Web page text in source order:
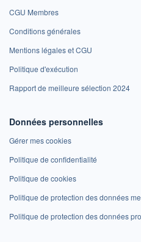
CGU Membres
Conditions générales
Mentions légales et CGU
Politique d'exécution
Rapport de meilleure sélection 2024
Données personnelles
Gérer mes cookies
Politique de confidentialité
Politique de cookies
Politique de protection des données
Politique de protection des données